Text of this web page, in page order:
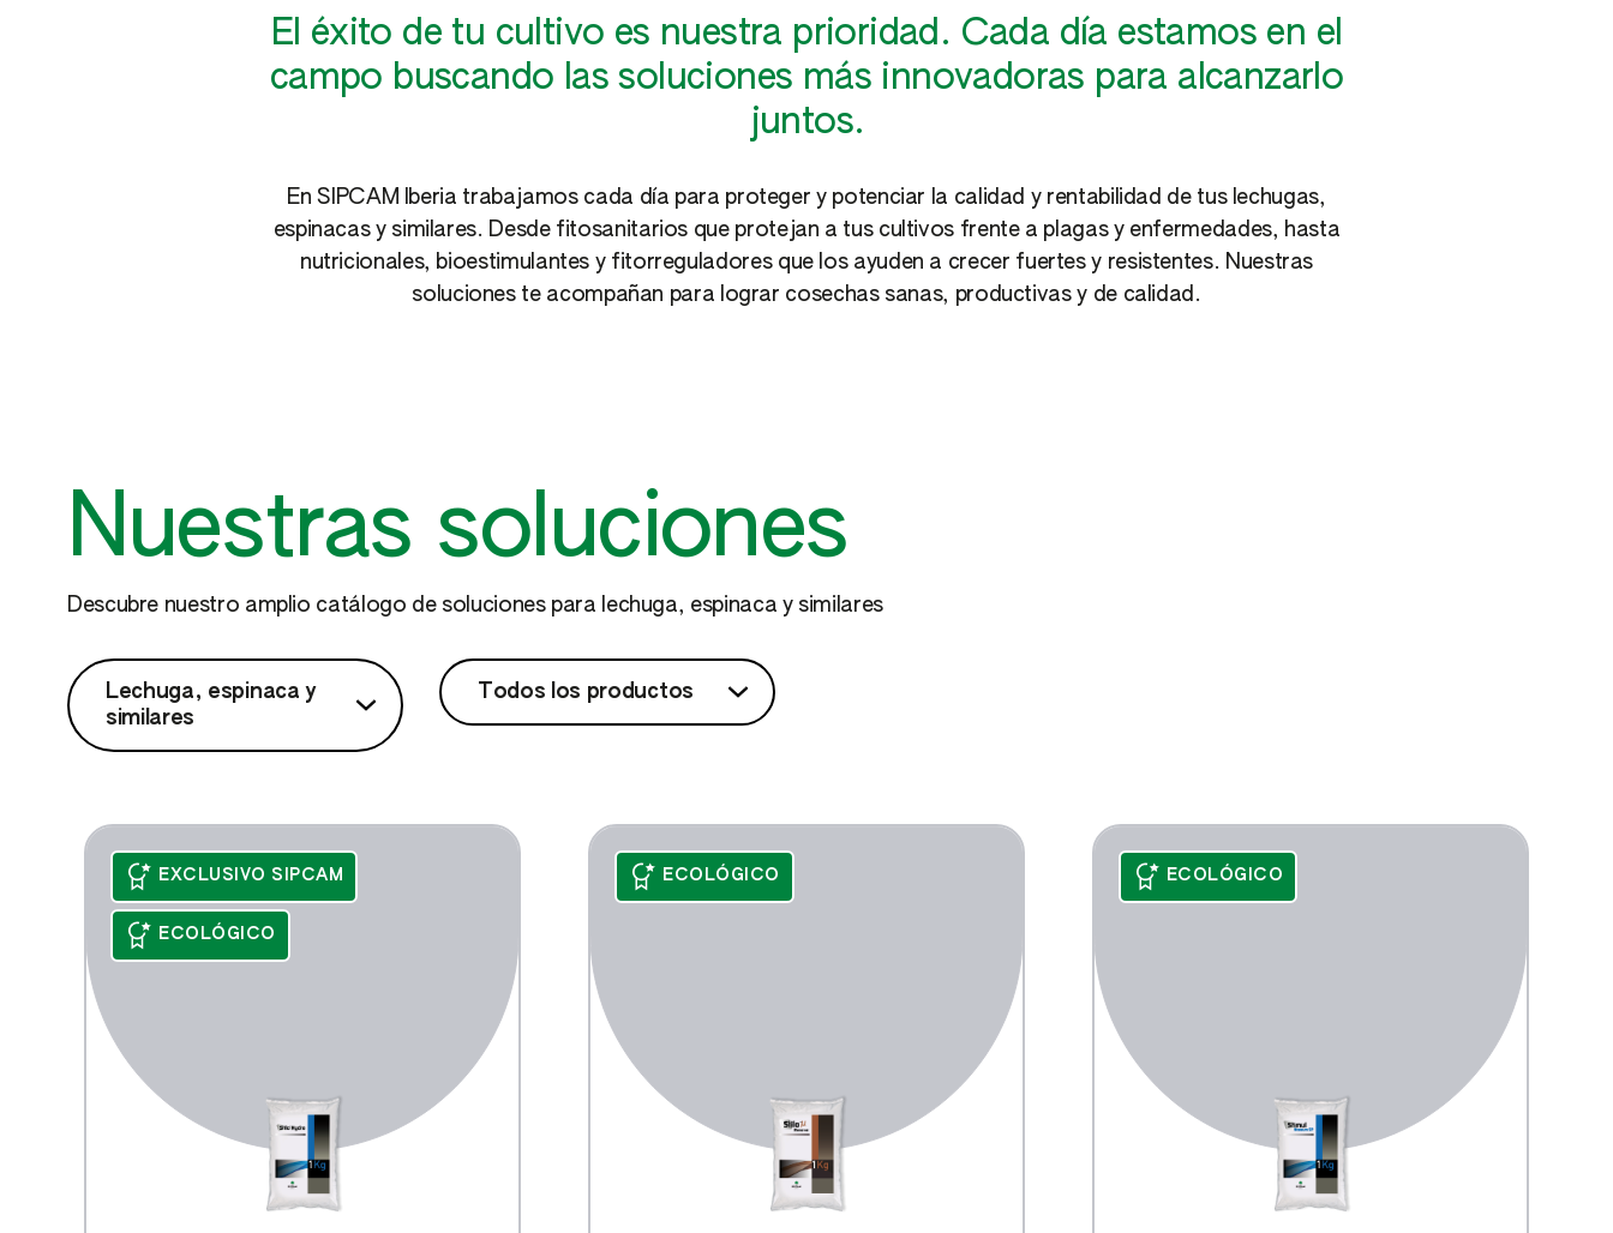
El éxito de tu cultivo es nuestra prioridad. Cada día estamos en el
campo buscando las soluciones más innovadoras para alcanzarlo
juntos.
En SIPCAM Iberia trabajamos cada día para proteger y potenciar la calidad y rentabilidad de tus lechugas,
espinacas y similares. Desde fitosanitarios que protejan a tus cultivos frente a plagas y enfermedades, hasta
nutricionales, bioestimulantes y fitorreguladores que los ayuden a crecer fuertes y resistentes. Nuestras
soluciones te acompañan para lograr cosechas sanas, productivas y de calidad.
Nuestras soluciones
Descubre nuestro amplio catálogo de soluciones para lechuga, espinaca y similares
Lechuga, espinaca y
similares
Todos los productos
STILO HYDRO
STILO MICRO REMOVER
STIMUL NOSSUM SP
TONOFOL SP
EXCLUSIVO SIPCAM
ECOLÓGICO
ECOLÓGICO ECOLÓGICO